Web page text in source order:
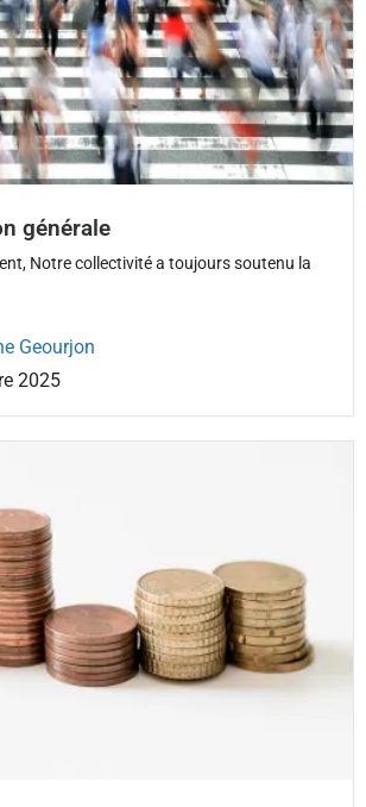
générale
Notre collectivité a toujours soutenu la
Geourjon
2025